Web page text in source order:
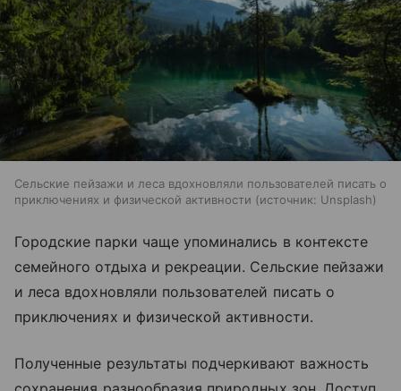
Сельские пейзажи и леса вдохновляли пользователей писать о
приключениях и физической активности
источник: Unsplash
Городские парки чаще упоминались в контексте
семейного отдыха и рекреации. Сельские пейзажи
и леса вдохновляли пользователей писать о
приключениях и физической активности.
Полученные результаты подчеркивают важность